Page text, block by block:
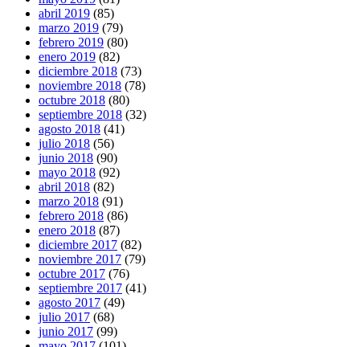
abril 2019 (85)
marzo 2019 (79)
febrero 2019 (80)
enero 2019 (82)
diciembre 2018 (73)
noviembre 2018 (78)
octubre 2018 (80)
septiembre 2018 (32)
agosto 2018 (41)
julio 2018 (56)
junio 2018 (90)
mayo 2018 (92)
abril 2018 (82)
marzo 2018 (91)
febrero 2018 (86)
enero 2018 (87)
diciembre 2017 (82)
noviembre 2017 (79)
octubre 2017 (76)
septiembre 2017 (41)
agosto 2017 (49)
julio 2017 (68)
junio 2017 (99)